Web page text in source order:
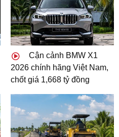
Cận cảnh BMW X1
2026 chính hãng Việt Nam,
chốt giá 1,668 tỷ đồng